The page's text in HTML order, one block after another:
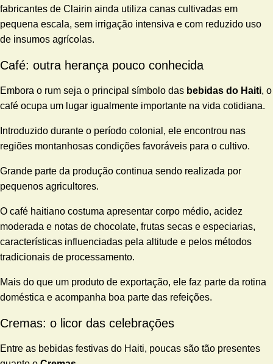
fabricantes de Clairin ainda utiliza canas cultivadas em
pequena escala, sem irrigação intensiva e com reduzido uso
de insumos agrícolas.
Café: outra herança pouco conhecida
Embora o rum seja o principal símbolo das bebidas do Haiti, o
café ocupa um lugar igualmente importante na vida cotidiana.
Introduzido durante o período colonial, ele encontrou nas
regiões montanhosas condições favoráveis para o cultivo.
Grande parte da produção continua sendo realizada por
pequenos agricultores.
O café haitiano costuma apresentar corpo médio, acidez
moderada e notas de chocolate, frutas secas e especiarias,
características influenciadas pela altitude e pelos métodos
tradicionais de processamento.
Mais do que um produto de exportação, ele faz parte da rotina
doméstica e acompanha boa parte das refeições.
Cremas: o licor das celebrações
Entre as bebidas festivas do Haiti, poucas são tão presentes